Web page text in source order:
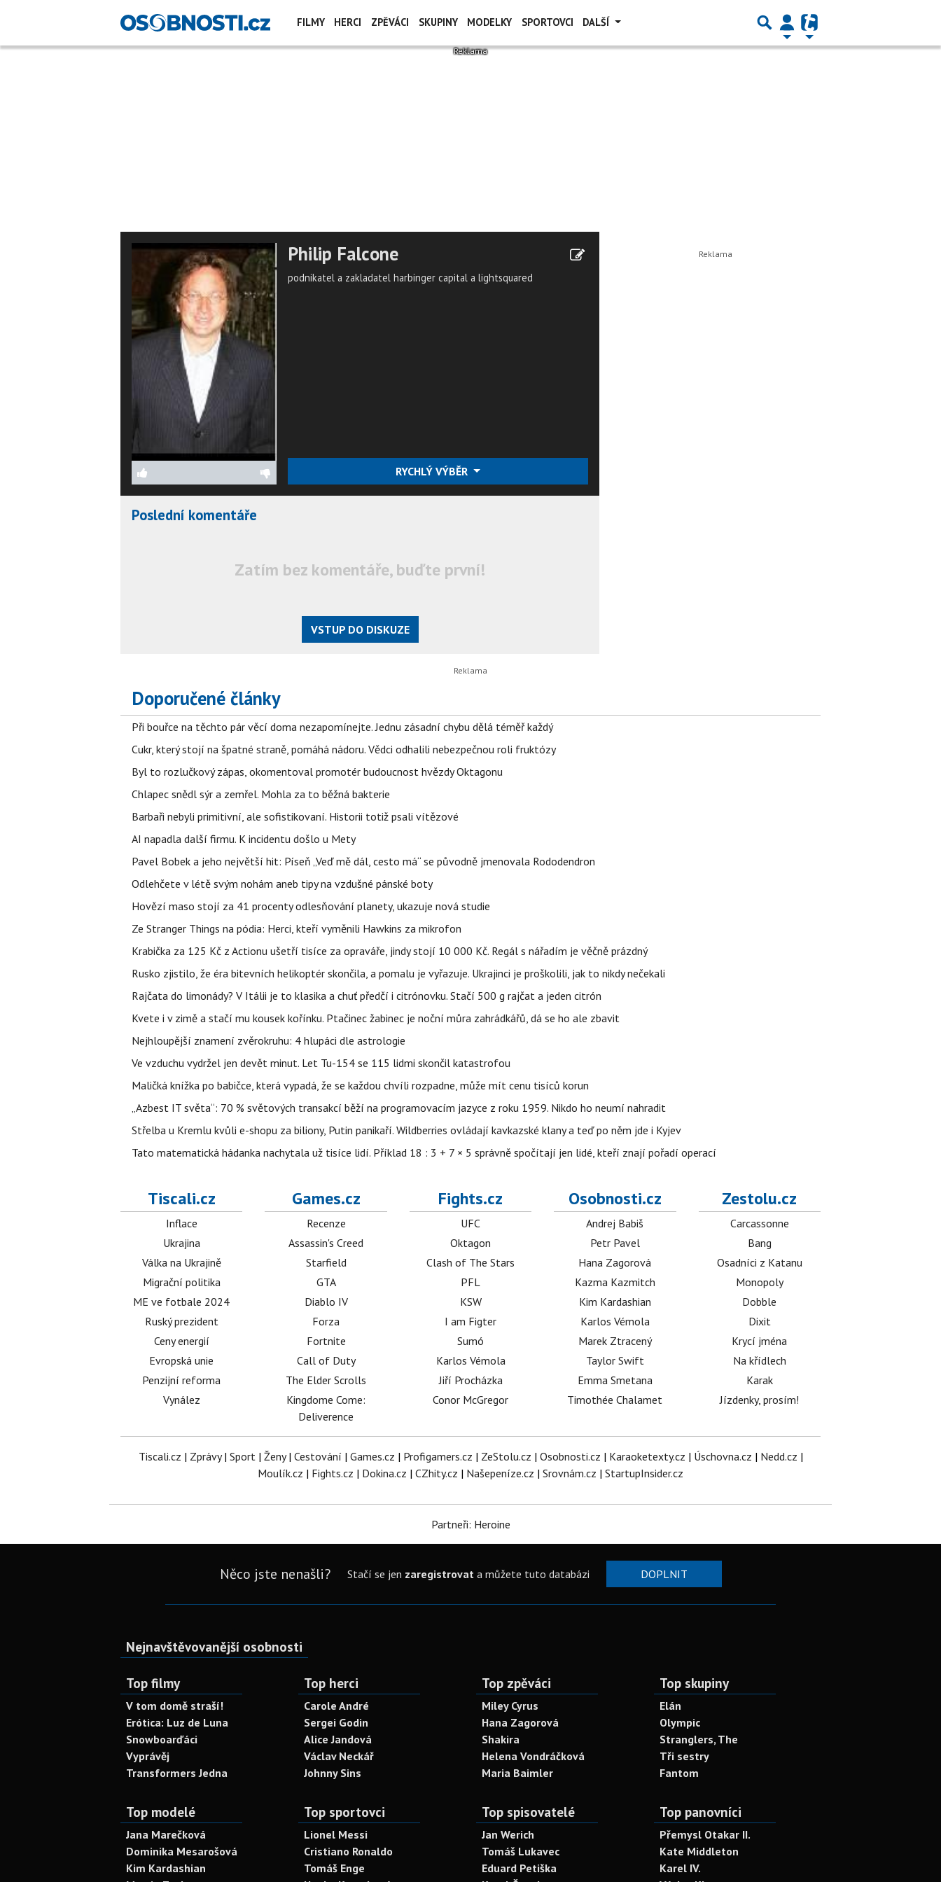
FILMY HERCI ZPĚVÁCI SKUPINY MODELKY SPORTOVCI DALŠÍ
Philip Falcone
podnikatel a zakladatel harbinger capital a lightsquared
RYCHLÝ VÝBĚR
Poslední komentáře
Zatím bez komentáře, buďte první!
VSTUP DO DISKUZE
Doporučené články
Při bouřce na těchto pár věcí doma nezapomínejte. Jednu zásadní chybu dělá téměř každý
Cukr, který stojí na špatné straně, pomáhá nádoru. Vědci odhalili nebezpečnou roli fruktózy
Byl to rozlučkový zápas, okomentoval promotér budoucnost hvězdy Oktagonu
Chlapec snědl sýr a zemřel. Mohla za to běžná bakterie
Barbaři nebyli primitivní, ale sofistikovaní. Historii totiž psali vítězové
AI napadla další firmu. K incidentu došlo u Mety
Pavel Bobek a jeho největší hit: Píseň „Veď mě dál, cesto má“ se původně jmenovala Rododendron
Odlehčete v létě svým nohám aneb tipy na vzdušné pánské boty
Hovězí maso stojí za 41 procenty odlesňování planety, ukazuje nová studie
Ze Stranger Things na pódia: Herci, kteří vyměnili Hawkins za mikrofon
Krabička za 125 Kč z Actionu ušetří tisíce za opraváře, jindy stojí 10 000 Kč. Regál s nářadím je věčně prázdný
Rusko zjistilo, že éra bitevních helikoptér skončila, a pomalu je vyřazuje. Ukrajinci je proškolili, jak to nikdy nečekali
Rajčata do limonády? V Itálii je to klasika a chuť předčí i citrónovku. Stačí 500 g rajčat a jeden citrón
Kvete i v zimě a stačí mu kousek kořínku. Ptačinec žabinec je noční můra zahrádkářů, dá se ho ale zbavit
Nejhloupější znamení zvěrokruhu: 4 hlupáci dle astrologie
Ve vzduchu vydržel jen devět minut. Let Tu-154 se 115 lidmi skončil katastrofou
Maličká knížka po babičce, která vypadá, že se každou chvíli rozpadne, může mít cenu tisíců korun
„Azbest IT světa“: 70 % světových transakcí běží na programovacím jazyce z roku 1959. Nikdo ho neumí nahradit
Střelba u Kremlu kvůli e-shopu za biliony, Putin panikaří. Wildberries ovládají kavkazské klany a teď po něm jde i Kyjev
Tato matematická hádanka nachytala už tisíce lidí. Příklad 18 : 3 + 7 × 5 správně spočítají jen lidé, kteří znají pořadí operací
Tiscali.cz
Inflace
Ukrajina
Válka na Ukrajině
Migrační politika
ME ve fotbale 2024
Ruský prezident
Ceny energií
Evropská unie
Penzijní reforma
Vynález
Games.cz
Recenze
Assassin's Creed
Starfield
GTA
Diablo IV
Forza
Fortnite
Call of Duty
The Elder Scrolls
Kingdome Come:
Deliverence
Fights.cz
UFC
Oktagon
Clash of The Stars
PFL
KSW
I am Figter
Sumó
Karlos Vémola
Jiří Procházka
Conor McGregor
Osobnosti.cz
Andrej Babiš
Petr Pavel
Hana Zagorová
Kazma Kazmitch
Kim Kardashian
Karlos Vémola
Marek Ztracený
Taylor Swift
Emma Smetana
Timothée Chalamet
Zestolu.cz
Carcassonne
Bang
Osadníci z Katanu
Monopoly
Dobble
Dixit
Krycí jména
Na křídlech
Karak
Jízdenky, prosím!
Tiscali.cz | Zprávy| Sport| Ženy| Cestování | Games.cz | Profigamers.cz | ZeStolu.cz | Osobnosti.cz | Karaoketexty.cz | Úschovna.cz | Nedd.cz |
Moulík.cz | Fights.cz | Dokina.cz | CZhity.cz | Našepeníze.cz | Srovnám.cz | StartupInsider.cz
Partneři: Heroine
Něco jste nenašli? Stačí se jen zaregistrovata můžete tuto databázi DOPLNIT
Nejnavštěvovanější osobnosti
Top filmy
V tom domě straší!
Erótica: Luz de Luna
Snowboarďáci
Vyprávěj
Transformers Jedna
Top herci
Carole André
Sergei Godin
Alice Jandová
Václav Neckář
Johnny Sins
Top zpěváci
Miley Cyrus
Hana Zagorová
Shakira
Helena Vondráčková
Maria Baimler
Top skupiny
Elán
Olympic
Stranglers, The
Tři sestry
Fantom
Top modelé
Jana Marečková
Dominika Mesarošová
Kim Kardashian
Top sportovci
Lionel Messi
Cristiano Ronaldo
Tomáš Enge
Top spisovatelé
Jan Werich
Tomáš Lukavec
Eduard Petiška
Top panovníci
Přemysl Otakar II.
Kate Middleton
Karel IV.